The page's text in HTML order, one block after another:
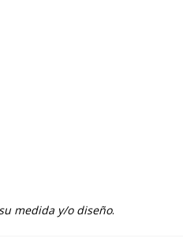
medida y/o diseño.